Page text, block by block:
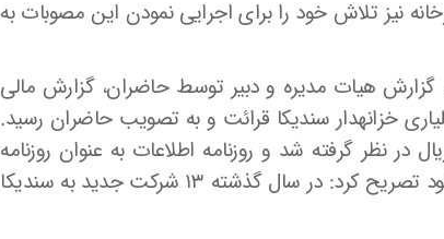
نیز تلاش خود را برای اجرایی نمودن این مصوبات به
گزارش هیات مدیره و دبیر توسط حاضران، گزارش مالی
مهندس سالار علیاری خزانه­دار سندیکا قرائت و به تصویب حاضران رسید.
پرداختی برای اعضا ۴۰ میلیون ریال در نظر گرفته شد و روزنامه اطلاعات به عنوان روزنامه
رسمی انتخاب شد. مهندس علیاری در پایان گزارش خود تصریح کرد: در سال گذشته ۱۳ شرکت جدید به سندیکا